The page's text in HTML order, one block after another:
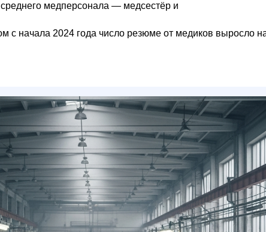
медперсонала — медсестёр и
с начала 2024 года число резюме от медиков выросло